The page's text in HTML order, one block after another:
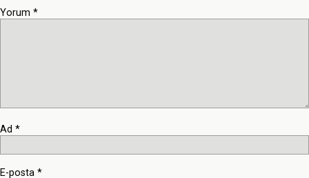
Yorum *
Ad *
E-posta *